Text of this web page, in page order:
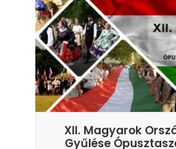
XII. Magyarok
Gyűlése